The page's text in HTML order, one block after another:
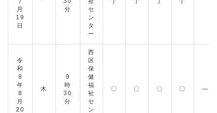
月
19
日
分
セ
ン
タ
ー
令
和
8
年
8
月
20
木
9
時
30
分
西
区
保
健
福
祉
セ
ン
〇 〇 〇 〇 ―